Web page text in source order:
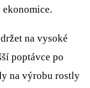
na vysoké
poptávce po
na výrobu rostly